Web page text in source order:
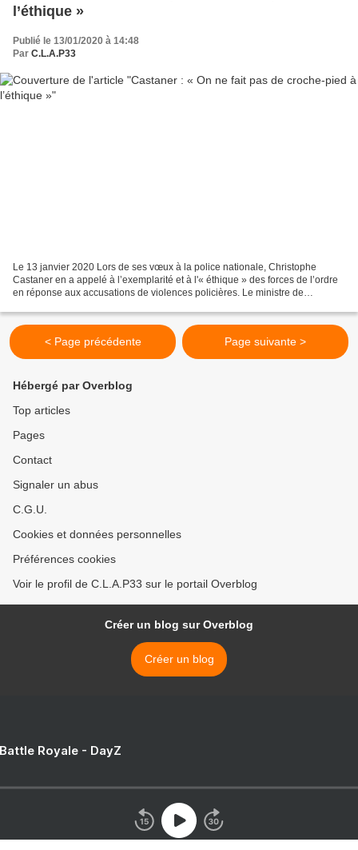
l’éthique »
Publié le 13/01/2020 à 14:48
Par C.L.A.P33
Le 13 janvier 2020 Lors de ses vœux à la police nationale, Christophe
Castaner en a appelé à l’exemplarité et à l'« éthique » des forces de l’ordre
en réponse aux accusations de violences policières. Le ministre de
< Page précédente Page suivante >
Hébergé par Overblog
Top articles
Pages
Contact
Signaler un abus
C.G.U.
Cookies et données personnelles
Préférences cookies
Voir le profil de C.L.A.P33 sur le portail Overblog
Créer un blog sur Overblog
Créer un blog
Royale - DayZ